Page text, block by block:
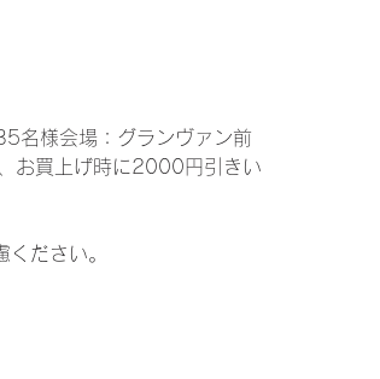
様会場：グランヴァン前
お買上げ時に2000円引きい
ださい。